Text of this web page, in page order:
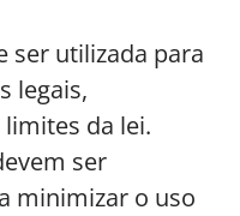
ser utilizada para
legais,
da lei.
ser
minimizar o uso